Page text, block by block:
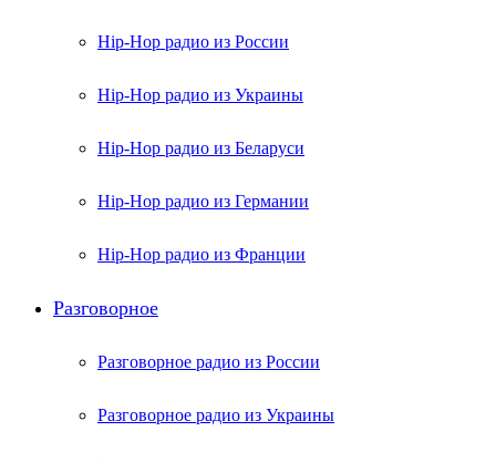
Hip-Hop радио из России
Hip-Hop радио из Украины
Hip-Hop радио из Беларуси
Hip-Hop радио из Германии
Hip-Hop радио из Франции
Разговорное
Разговорное радио из России
Разговорное радио из Украины